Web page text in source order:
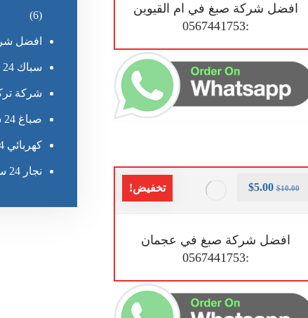
افضل شركة صبغ في ام القيوين
:0567441753
تخفيض!
افضل شركة صبغ في عجمان
:0567441753
$10.00
$5.00
(6)
افضل
سباك 24 ساعة
شركة
صباغ 24 ساعة
كهربائي 24 ساعة
نجار 24 ساعة